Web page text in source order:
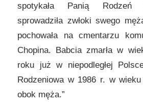
spotykała Panią Rodzeń
sprowadziła zwłoki swego
pochowała na cmentarzu
Chopina. Babcia zmarła w
roku już w niepodległej
Rodzeniowa w 1986 r. w
obok męża.”